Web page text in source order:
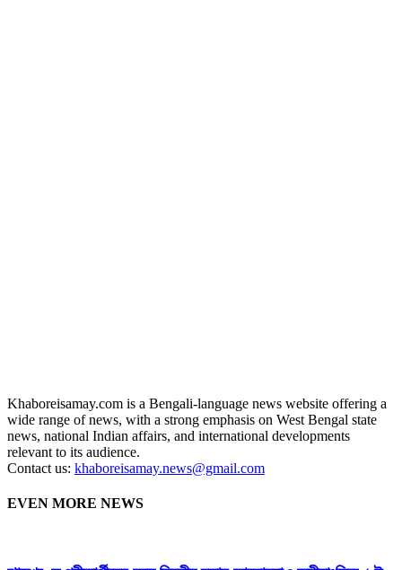
Khaboreisamay.com is a Bengali-language news website offering a
wide range of news, with a strong emphasis on West Bengal state
news, national Indian affairs, and international developments
relevant to its audience.
Contact us: khaboreisamay.news@gmail.com
EVEN MORE NEWS